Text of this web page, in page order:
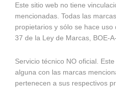
Este sitio web no tiene
mencionadas. Todas las
propietarios y sólo se hace
37 de la Ley de Marcas, BOE-
Servicio técnico NO oficial.
alguna con las marcas
pertenecen a sus respectivos